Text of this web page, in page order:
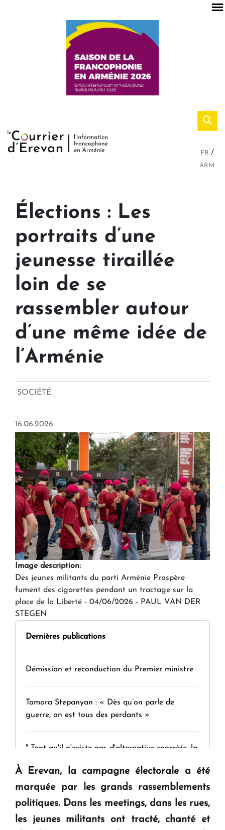
FR
ARM
Élections : Les
portraits d’une
jeunesse tiraillée
loin de se
rassembler autour
d’une même idée de
l’Arménie
SOCIÉTÉ
16.06.2026
Image description:
Des jeunes militants du parti Arménie Prospère
fument des cigarettes pendant un tractage sur la
place de la Liberté - 04/06/2026 - PAUL VAN DER
STEGEN
Dernières publications
Démission et reconduction du Premier ministre
Tamara Stepanyan : « Dès qu’on parle de
guerre, on est tous des perdants »
" Tant qu'il n'existe pas d'alternative concrète, la
KASA : 30 ans d'audace, de résilience et d'avenir
en Arménie
À Erevan, la campagne électorale a été
marquée par les grands rassemblements
politiques. Dans les meetings, dans les rues,
les jeunes militants ont tracté, chanté et